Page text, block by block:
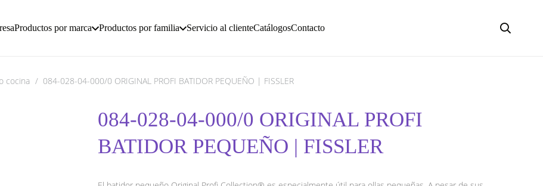
Productos por marca Productos por familia Servicio al clienteCatálogosContacto
cocina / 084-028-04-000/0 ORIGINAL PROFI BATIDOR PEQUEÑO | FISSLER
084-028-04-000/0 ORIGINAL PROFI
BATIDOR PEQUEÑO | FISSLER